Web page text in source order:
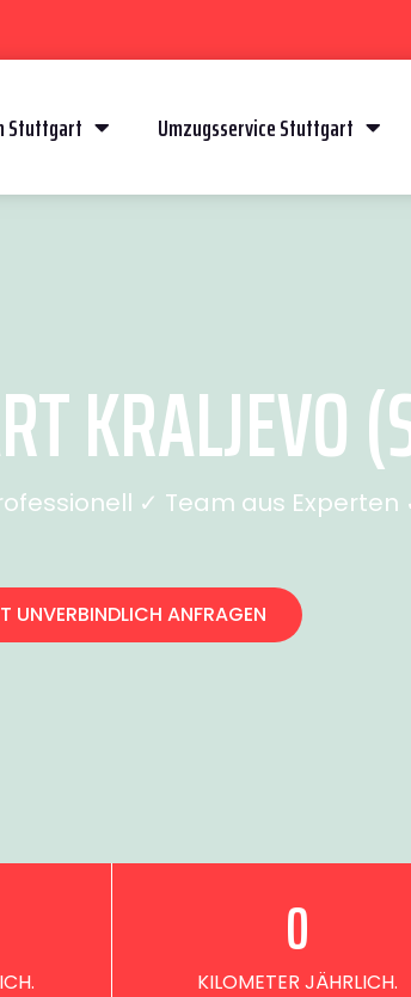
Stuttgart Umzugsservice Stuttgart
KRALJEVO
✓ Team aus
UNVERBINDLICH ANFRAGEN
KILOMETER JÄHRLICH.
0